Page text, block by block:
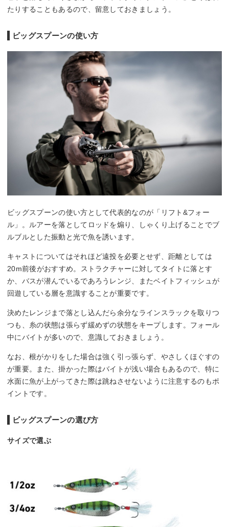
たりすることもあるので、留意しておきましょう。
ビッグスプーンの使い方
ビッグスプーンの使い方として代表的なのが「リフト&フォー
ル」。ルアーを落としてロッドを煽り、しゃくり上げることでブ
ルブルとした振動と光で魚を誘います。
キャストについてはそれほど遠投を必要とせず、距離としては
20m前後がおすすめ。ストラクチャーに対してタイトに落とす
か、バスが潜んでいるであろうレンジ、またベイトフィッシュが
回遊している層を意識することが重要です。
決めたレンジまで落とし込んだら余分なラインスラックを取りつ
つも、糸の状態は張らず緩めずの状態をキープします。フォール
中にバイトが多いので、意識しておきましょう。
なお、根がかりをした場合は強く引っ張らず、やさしくほぐすの
が重要。また、掛かった際はバイトが浅い場合もあるので、特に
水面に魚が上がってきた際は跳ねさせないように注意するのもポ
イントです。
ビッグスプーンの選び方
サイズで選ぶ